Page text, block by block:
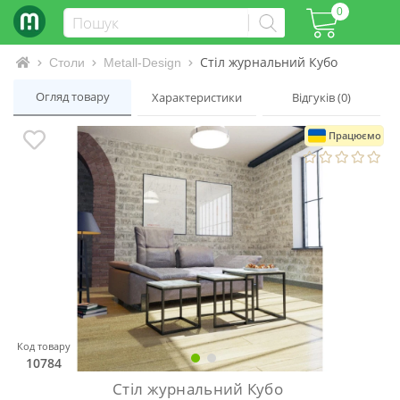
0
Інтернет-магазин матраців та ліжок
Столи Metall-Design Стіл журнальний Кубо
Огляд товару Характеристики Відгуків (0)
Працюємо
Код товару
10784
Стіл журнальний Кубо